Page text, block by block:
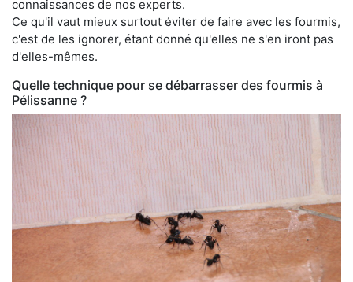
connaissances de nos experts.
Ce qu'il vaut mieux surtout éviter de faire avec les fourmis,
c'est de les ignorer, étant donné qu'elles ne s'en iront pas
d'elles-mêmes.
Quelle technique pour se débarrasser des fourmis à
Pélissanne ?